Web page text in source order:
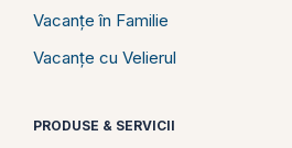
Vacanțe în Familie
Vacanțe cu Velierul
PRODUSE & SERVICII